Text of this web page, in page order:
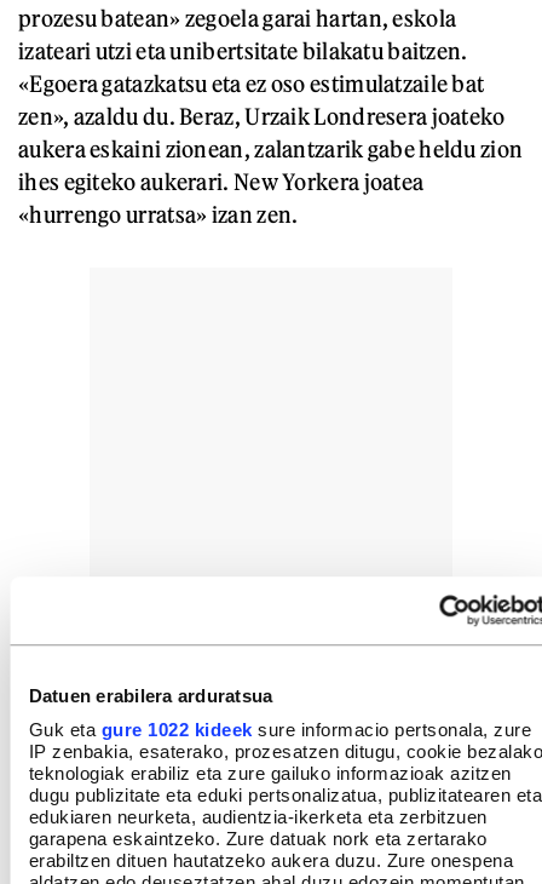
Datuen erabilera arduratsua
Guk eta gure 1022 kideek sure informacio pertsonala, zure
IP zenbakia, esaterako, prozesatzen ditugu, cookie bezalako
teknologiak erabiliz eta zure gailuko informazioak azitzen
dugu publizitate eta eduki pertsonalizatua, publizitatearen eta
edukiaren neurketa, audientzia-ikerketa eta zerbitzuen
garapena eskaintzeko. Zure datuak nork eta zertarako
erabiltzen dituen hautatzeko aukera duzu. Zure onespena
prozesu batean» zegoela garai hartan, eskola
izateari utzi eta unibertsitate bilakatu baitzen.
«Egoera gatazkatsu eta ez oso estimulatzaile bat
zen», azaldu du. Beraz, Urzaik Londresera joateko
aukera eskaini zionean, zalantzarik gabe heldu zion
ihes egiteko aukerari. New Yorkera joatea
«hurrengo urratsa» izan zen.